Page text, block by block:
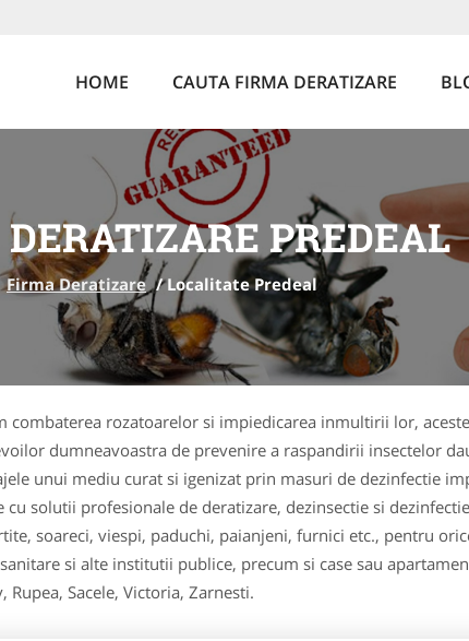
HOME CAUTA FIRMA DERATIZARE
PREDEAL
Firma Deratizare /Localitate Predeal
combaterea rozatoarelor si impiedicarea inmultirii lor,
dumneavoastra de prevenire a raspandirii insectelor
unui mediu curat si igenizat prin masuri de dezinfectie
solutii profesionale de deratizare, dezinsectie si
soareci, viespi, paduchi, paianjeni, furnici etc., pentru
si alte institutii publice, precum si case sau
Rupea, Sacele, Victoria, Zarnesti.